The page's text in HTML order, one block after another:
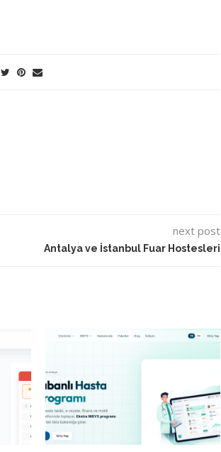
next post
Antalya ve İstanbul Fuar Hostesleri